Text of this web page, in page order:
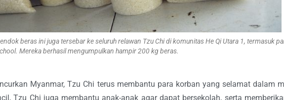
beras ini juga tersebar ke seluruh relawan Tzu Chi di komunitas He Qi Utara 1, termasuk
Mereka berhasil mengumpulkan hampir 200 kg beras.
Myanmar, Tzu Chi terus membantu para korban yang selamat dalam
Tzu Chi juga membantu anak-anak agar dapat bersekolah, serta